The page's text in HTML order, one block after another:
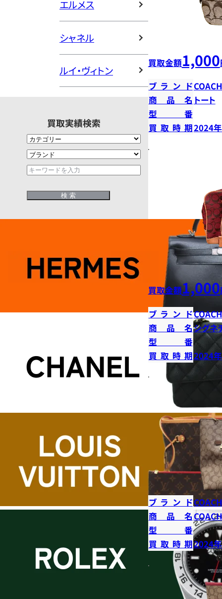
エルメス
シャネル
ルイ・ヴィトン
買取実績検索
買取金額1,000
ブランドCOACH
商品名 トート
型番
買取時期2024
買取金額1,000
ブランドCOACH
商品名シグネ
型番
買取時期2024
ブランドCOACH
商品名
型番
買取時期2024